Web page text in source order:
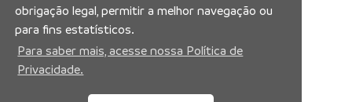
obrigação legal, permitir a melhor navegação ou
para fins estatísticos.
Para saber mais, acesse nossa Política de
Privacidade.